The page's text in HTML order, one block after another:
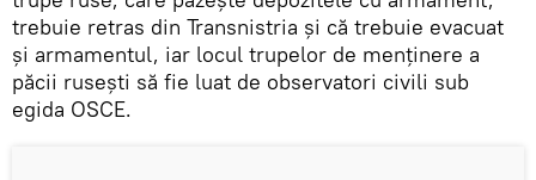
trebuie retras din Transnistria și că trebuie evacuat
și armamentul, iar locul trupelor de menținere a
păcii rusești să fie luat de observatori civili sub
egida OSCE.